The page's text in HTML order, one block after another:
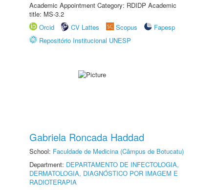
Academic Appointment Category: RDIDP Academic
title: MS-3.2
Orcid
CV Lattes Scopus
Fapesp
Repositório Institucional UNESP
Gabriela Roncada Haddad
School: Faculdade de Medicina (Câmpus de Botucatu)
Department: DEPARTAMENTO DE INFECTOLOGIA,
DERMATOLOGIA, DIAGNÓSTICO POR IMAGEM E
RADIOTERAPIA